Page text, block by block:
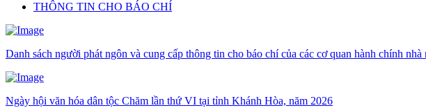
THÔNG TIN CHO BÁO CHÍ
Danh sách người phát ngôn và cung cấp thông tin cho báo chí của các cơ quan hành chính
Ngày hội văn hóa dân tộc Chăm lần thứ VI tại tỉnh Khánh Hòa, năm 2026